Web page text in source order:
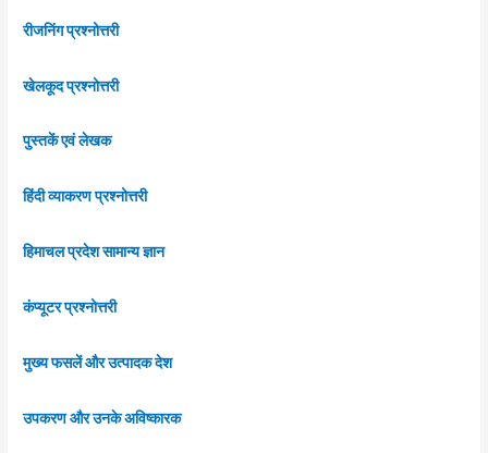
रीजनिंग प्रश्नोत्तरी
खेलकूद प्रश्नोत्तरी
पुस्तकें एवं लेखक
हिंदी व्याकरण प्रश्नोत्तरी
हिमाचल प्रदेश सामान्य ज्ञान
कंप्यूटर प्रश्नोत्तरी
मुख्य फसलें और उत्पादक देश
उपकरण और उनके अविष्कारक